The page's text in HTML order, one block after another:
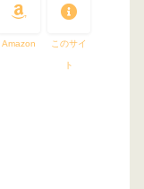
Amazon このサイ
ト